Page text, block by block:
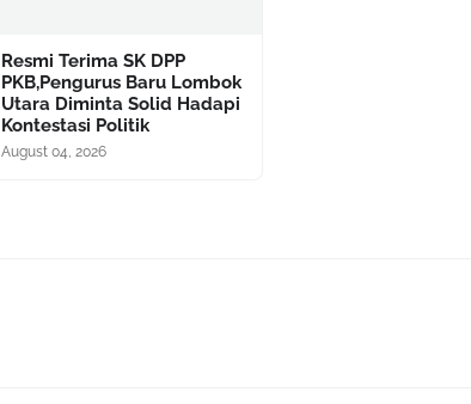
Resmi Terima SK DPP
PKB,Pengurus Baru Lombok
Utara Diminta Solid Hadapi
Kontestasi Politik
August 04, 2026